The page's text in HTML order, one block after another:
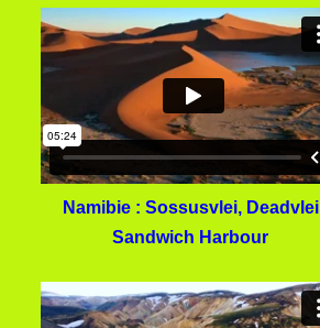
Namibie : Sossusvlei,
Sandwich Harbour